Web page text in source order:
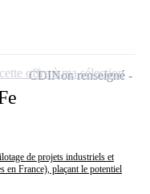
de projets industriels et
en France), plaçant le potentiel
CDINon renseigné
offre à ma sélection